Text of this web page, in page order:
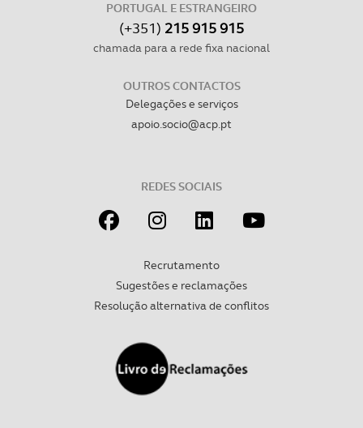
PORTUGAL E ESTRANGEIRO
(+351) 215 915 915
chamada para a rede fixa nacional
OUTROS CONTACTOS
Delegações e serviços
apoio.socio@acp.pt
REDES SOCIAIS
Recrutamento
Sugestões e reclamações
Resolução alternativa de conflitos